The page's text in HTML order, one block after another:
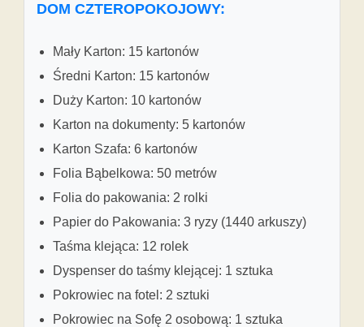
DOM CZTEROPOKOJOWY:
Mały Karton: 15 kartonów
Średni Karton: 15 kartonów
Duży Karton: 10 kartonów
Karton na dokumenty: 5 kartonów
Karton Szafa: 6 kartonów
Folia Bąbelkowa: 50 metrów
Folia do pakowania: 2 rolki
Papier do Pakowania: 3 ryzy (1440 arkuszy)
Taśma klejąca: 12 rolek
Dyspenser do taśmy klejącej: 1 sztuka
Pokrowiec na fotel: 2 sztuki
Pokrowiec na Sofę 2 osobową: 1 sztuka